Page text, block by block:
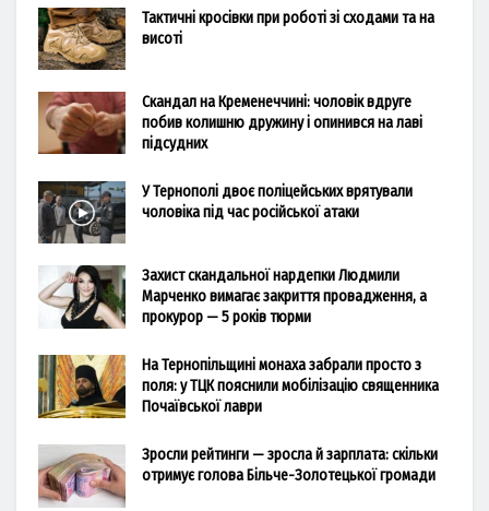
Тактичні кросівки при роботі зі сходами та на
висоті
Скандал на Кременеччині: чоловік вдруге
побив колишню дружину і опинився на лаві
підсудних
У Тернополі двоє поліцейських врятували
чоловіка під час російської атаки
Захист скандальної нардепки Людмили
Марченко вимагає закриття провадження, а
прокурор — 5 років тюрми
На Тернопільщині монаха забрали просто з
поля: у ТЦК пояснили мобілізацію священника
Почаївської лаври
Зросли рейтинги — зросла й зарплата: скільки
отримує голова Більче-Золотецької громади